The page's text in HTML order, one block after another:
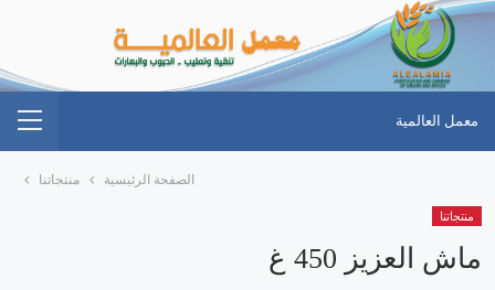
معمل العالمية
الصفحة الرئيسية منتجاتنا
منتجاتنا
ماش العزيز 450 غ